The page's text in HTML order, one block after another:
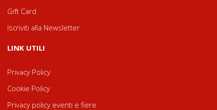
Gift Card
Iscriviti alla Newsletter
LINK UTILI
Privacy Policy
Cookie Policy
Privacy policy eventi e fiere